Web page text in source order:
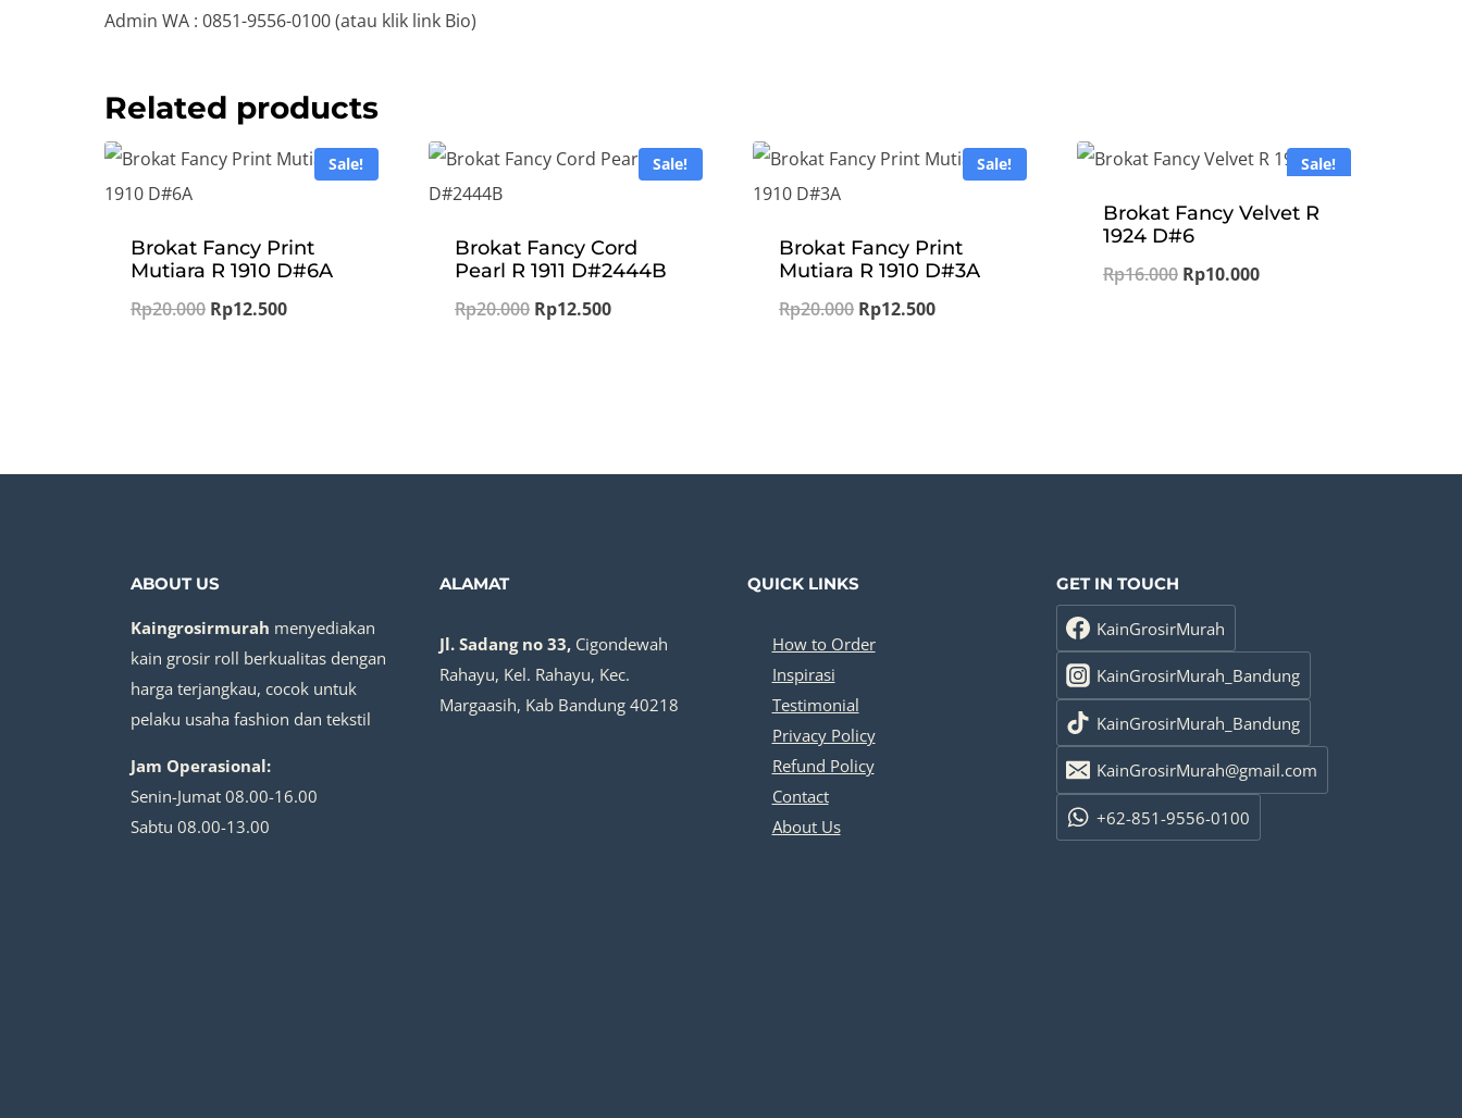
Admin WA : 0851-9556-0100 (atau klik link Bio)
Related products
Sale!
Brokat Fancy Print
Mutiara R 1910 D#6A
Rp20.000 Original
Rp12.500Current
Sale!
Brokat Fancy Cord
Pearl R 1911 D#2444B
Rp20.000 Original
Rp12.500Current
Sale!
Brokat Fancy Print
Mutiara R 1910 D#3A
Rp20.000 Original
Rp12.500Current
Sale!
Brokat Fancy Velvet R
1924 D#6
Rp16.000 Original
Rp10.000Current
ABOUT US
Kaingrosirmurah menyediakan
kain grosir roll berkualitas dengan
harga terjangkau, cocok untuk
pelaku usaha fashion dan tekstil
Jam Operasional:
Senin-Jumat 08.00-16.00
Sabtu 08.00-13.00
ALAMAT
Jl. Sadang no 33,Cigondewah
Rahayu, Kel. Rahayu, Kec.
Margaasih, Kab Bandung 40218
QUICK LINKS
How to Order
Inspirasi
Testimonial
Privacy Policy
Refund Policy
Contact
About Us
GET IN TOUCH
KainGrosirMurah
KainGrosirMurah_Bandung
KainGrosirMurah_Bandung
KainGrosirMurah@gmail.com
+62-851-9556-0100